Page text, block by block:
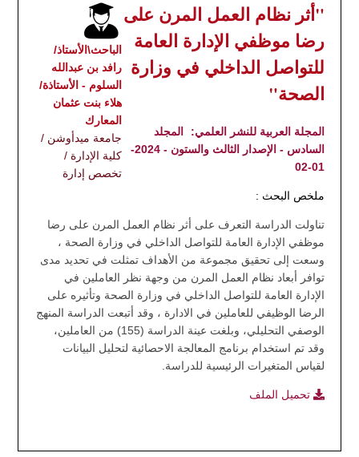
الباحث\الأستاذ/
رافد بن عبدالله
السلوم - الأستاذة/
هلاء بنت عثمان
المعارك
جامعة ميدأوشن /
كلية الإدارة /
تخصص إدارة
"أثر نظام العمل المرن على
رضا موظفي الإدارة العامة
للتواصل الداخلي في وزارة
الصحة"
المجلة العربية للنشر العلمي:
المجلد
السادس - الإصدار الثالث والستون - 2024-
01-02
ملخص البحث :
تناولت الدراسة التعرف على أثر نظام العمل المرن على رضا
موظفي الإدارة العامة للتواصل الداخلي في وزارة الصحة ،
وسعت إلى تحقيق مجموعة من الأهداف تمثلت في تحديد مدى
توافر أبعاد نظام العمل المرن من وجهة نظر العاملين في
الإدارة العامة للتواصل الداخلي في وزارة الصحة وتأثيره على
الرضا الوظيفي للعاملين في الادارة ، وقد أتبعت الدراسة المنهج
الوصفي التحليلي، وبلغت عينة الدراسة (155) من العاملين،
وقد تم استخدام برنامج المعالجة الاحصائية لتحليل البيانات
لقياس المتغيرات الرئيسية للدراسة.
تحميل الملف